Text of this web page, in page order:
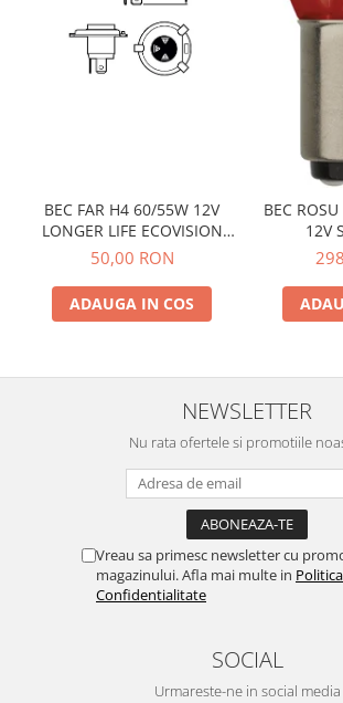
BEC FAR H4 60/55W 12V
LONGER LIFE ECOVISION
PHILIPS
50,00 RON
ADAUGA IN COS
BEC
12V
NEWSLETTER
Nu rata ofertele si promotiile
Vreau sa primesc newsletter cu
magazinului. Afla mai multe in
Confidentialitate
SOCIAL
Urmareste-ne in social media